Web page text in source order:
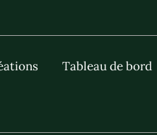
Tableau de bord